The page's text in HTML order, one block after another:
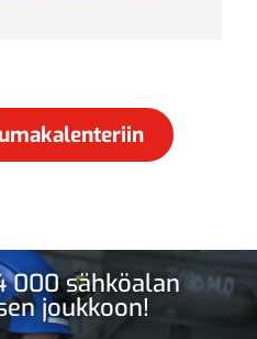
000 sähköalan
joukkoon!